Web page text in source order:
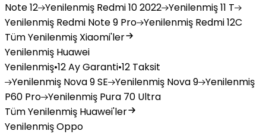
Note 12 Yenilenmiş Redmi 10 2022 Yenilenmiş11 T
Yenilenmiş Redmi Note 9 Pro Yenilenmiş Redmi 12C
Tüm Yenilenmiş Xiaomi'ler
Yenilenmiş Huawei
Yenilenmiş•12 Ay Garanti•12 Taksit
Yenilenmiş Nova 9 SE Yenilenmiş Nova 9 Yenilenmiş
P60 Pro Yenilenmiş Pura 70 Ultra
Tüm Yenilenmiş Huawei'ler
Yenilenmiş Oppo